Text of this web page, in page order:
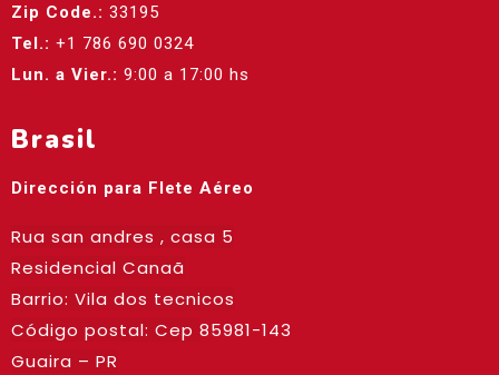
Zip Code.: 33195
Tel.: +1 786 690 0324
Lun. a Vier.: 9:00 a 17:00 hs
Brasil
Dirección para Flete Aéreo
Rua san andres , casa 5
Residencial Canaã
Barrio: Vila dos tecnicos
Código postal: Cep 85981-143
Guaira – PR